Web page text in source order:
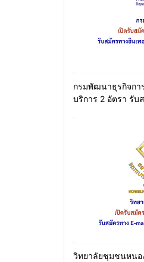
กรมพัฒนาธุรกิจกา
บริการ 2 อัตรา รับ
วิทยาลัยชุมชนหนอ